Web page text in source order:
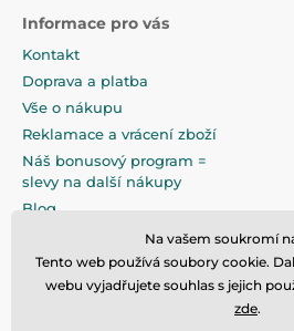
Informace pro vás
Kontakt
Doprava a platba
Vše o nákupu
Reklamace a vrácení zboží
Náš bonusový program =
slevy na další nákupy
Blog
Obchodní podmínky
Podmínky ochrany osobních
údajů
Na pečlivé zabalení klademe
Na vašem soukromí
Tento web používá soubory cookie.
webu vyjadřujete souhlas s jejich
zde.